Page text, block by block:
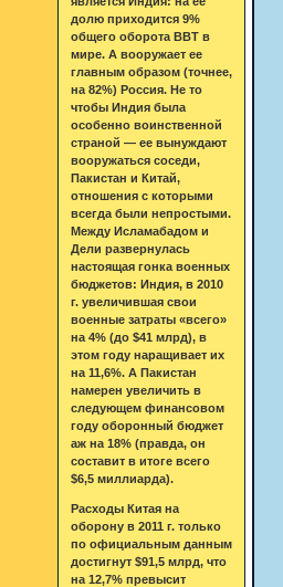
долю приходится 9%
общего оборота ВВТ в
мире. А вооружает ее
главным образом (точнее,
на 82%) Россия. Не то
чтобы Индия была
особенно воинственной
страной — ее вынуждают
вооружаться соседи,
Пакистан и Китай,
отношения с которыми
всегда были непростыми.
Между Исламабадом и
Дели развернулась
настоящая гонка военных
бюджетов: Индия, в 2010
г. увеличившая свои
военные затраты «всего»
на 4% (до $41 млрд), в
этом году наращивает их
на 11,6%. А Пакистан
намерен увеличить в
следующем финансовом
году оборонный бюджет
аж на 18% (правда, он
составит в итоге всего
$6,5 миллиарда).
Расходы Китая на
оборону в 2011 г. только
по официальным данным
достигнут $91,5 млрд, что
на 12,7% превысит